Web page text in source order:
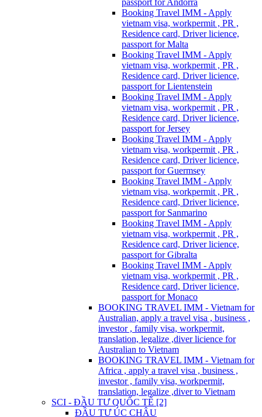
passport for Andorra
Booking Travel IMM - Apply
vietnam visa, workpermit , PR ,
Residence card, Driver licience,
passport for Malta
Booking Travel IMM - Apply
vietnam visa, workpermit , PR ,
Residence card, Driver licience,
passport for Lientenstein
Booking Travel IMM - Apply
vietnam visa, workpermit , PR ,
Residence card, Driver licience,
passport for Jersey
Booking Travel IMM - Apply
vietnam visa, workpermit , PR ,
Residence card, Driver licience,
passport for Guermsey
Booking Travel IMM - Apply
vietnam visa, workpermit , PR ,
Residence card, Driver licience,
passport for Sanmarino
Booking Travel IMM - Apply
vietnam visa, workpermit , PR ,
Residence card, Driver licience,
passport for Gibralta
Booking Travel IMM - Apply
vietnam visa, workpermit , PR ,
Residence card, Driver licience,
passport for Monaco
BOOKING TRAVEL IMM - Vietnam for
Australian, apply a travel visa , business ,
investor , family visa, workpermit,
translation, legalize ,diver licience for
Australian to Vietnam
BOOKING TRAVEL IMM - Vietnam for
Africa , apply a travel visa , business ,
investor , family visa, workpermit,
translation, legalize ,diver to Vietnam
SCI - ĐẦU TƯ QUỐC TẾ [2]
ĐẦU TƯ ÚC CHÂU